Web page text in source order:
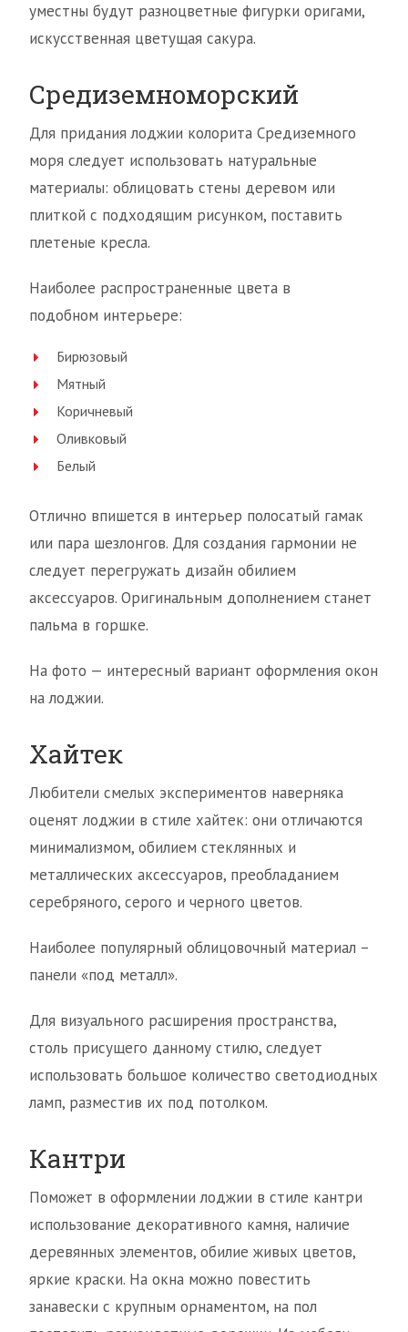
уместны будут разноцветные фигурки оригами,
искусственная цветущая сакура.
Средиземноморский
Для придания лоджии колорита Средиземного
моря следует использовать натуральные
материалы: облицовать стены деревом или
плиткой с подходящим рисунком, поставить
плетеные кресла.
Наиболее распространенные цвета в
подобном интерьере:
Бирюзовый
Мятный
Коричневый
Оливковый
Белый
Отлично впишется в интерьер полосатый гамак
или пара шезлонгов. Для создания гармонии не
следует перегружать дизайн обилием
аксессуаров. Оригинальным дополнением станет
пальма в горшке.
На фото — интересный вариант оформления окон
на лоджии.
Хайтек
Любители смелых экспериментов наверняка
оценят лоджии в стиле хайтек: они отличаются
минимализмом, обилием стеклянных и
металлических аксессуаров, преобладанием
серебряного, серого и черного цветов.
Наиболее популярный облицовочный материал –
панели «под металл».
Для визуального расширения пространства,
столь присущего данному стилю, следует
использовать большое количество светодиодных
ламп, разместив их под потолком.
Кантри
Поможет в оформлении лоджии в стиле кантри
использование декоративного камня, наличие
деревянных элементов, обилие живых цветов,
яркие краски. На окна можно повестить
занавески с крупным орнаментом, на пол